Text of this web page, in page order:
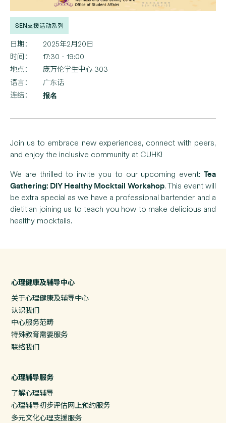
SEN支援活动系列
日期：
2025年2月20日
时间：
17:30 - 19:00
地点：
庞万伦学生中心 303
语言：
广东话
连结：
报名
Join us to embrace new experiences, connect with peers,
and enjoy the inclusive community at CUHK!
We are thrilled to invite you to our upcoming event: Tea
Gathering: DIY Healthy Mocktail Workshop. This event will
be extra special as we have a professional bartender and a
dietitian joining us to teach you how to make delicious and
healthy mocktails.
心理健康及辅导中心
关于心理健康及辅导中心
认识我们
中心服务范畴
特殊教育需要服务
联络我们
心理辅导服务
了解心理辅导
心理辅导初步评估网上预约服务
多元文化心理支援服务